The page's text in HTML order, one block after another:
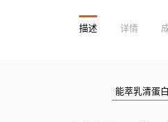
描述 详情
能萃乳清蛋